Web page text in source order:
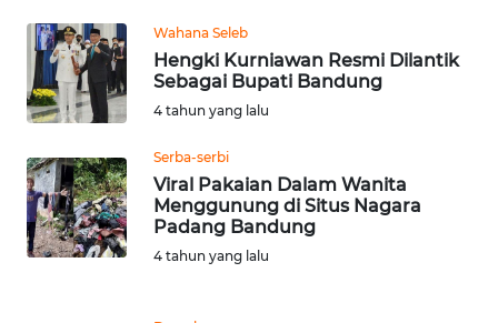
Wahana Seleb
Hengki Kurniawan Resmi Dilantik
Sebagai Bupati Bandung
4 tahun yang lalu
Serba-serbi
Viral Pakaian Dalam Wanita
Menggunung di Situs Nagara
Padang Bandung
4 tahun yang lalu
DAIRI
WN
DANAU
WN
NIAS